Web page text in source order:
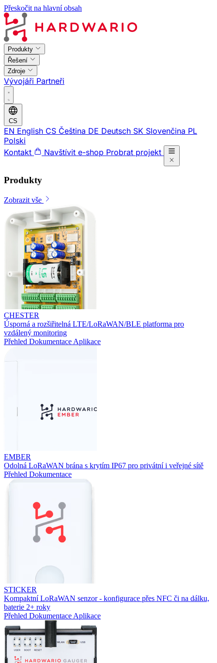
Přeskočit na hlavní obsah
Produkty
Řešení
Zdroje
Vývojáři Partneři
CS
EN English CS Čeština DE Deutsch SK Slovenčina PL
Polski
Kontakt
Navštívit e-shop Probrat projekt
Produkty
Zobrazit vše
CHESTER
Úsporná a rozšiřitelná LTE/LoRaWAN/BLE platforma pro
vzdálený monitoring
Přehled Dokumentace Aplikace
EMBER
Odolná LoRaWAN brána s krytím IP67 pro privátní i veřejné sítě
Přehled Dokumentace
STICKER
Kompaktní LoRaWAN senzor - konfigurace přes NFC či na dálku,
baterie 2+ roky
Přehled Dokumentace Aplikace